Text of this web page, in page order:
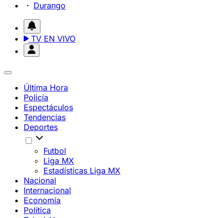
Durango
TV EN VIVO
Última Hora
Policía
Espectáculos
Tendencias
Deportes
Futbol
Liga MX
Estadísticas Liga MX
Nacional
Internacional
Economía
Política